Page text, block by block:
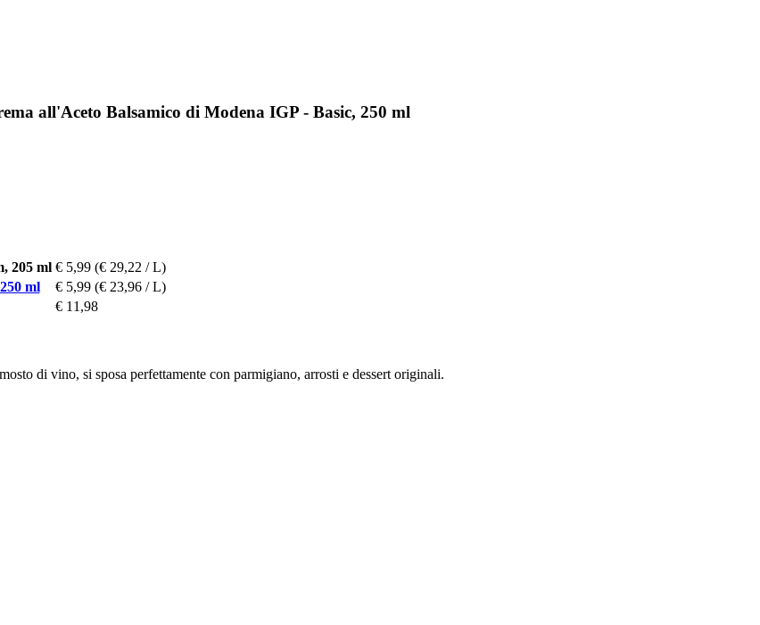
all'Aceto Balsamico di Modena IGP - Basic, 250 ml
205 ml € 5,99 (€ 29,22 / L)
ml
€ 5,99 (€ 23,96 / L)
€ 11,98
di vino, si sposa perfettamente con parmigiano, arrosti e dessert originali.